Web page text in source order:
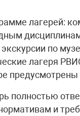
лагерей:
по
лагеря
полностью
и